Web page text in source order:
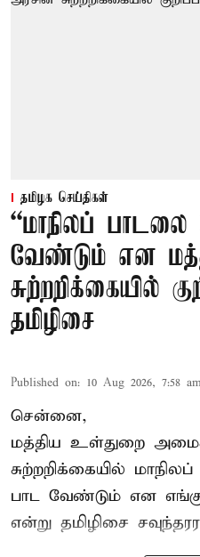
தமிழக செய்திகள்
“மாநிலப் பாடலை
வேண்டும் என
சுற்றறிக்கையில்
தமிழிசை
Published on: 10 Aug 2026, 7:58
சென்னை,
மத்திய உள்துறை
சுற்றறிக்கையில்
பாட வேண்டும் என
என்று தமிழிசை